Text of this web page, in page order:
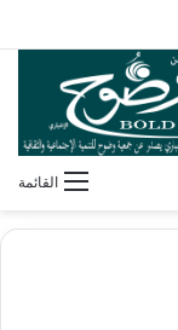
المقبل
القائمة